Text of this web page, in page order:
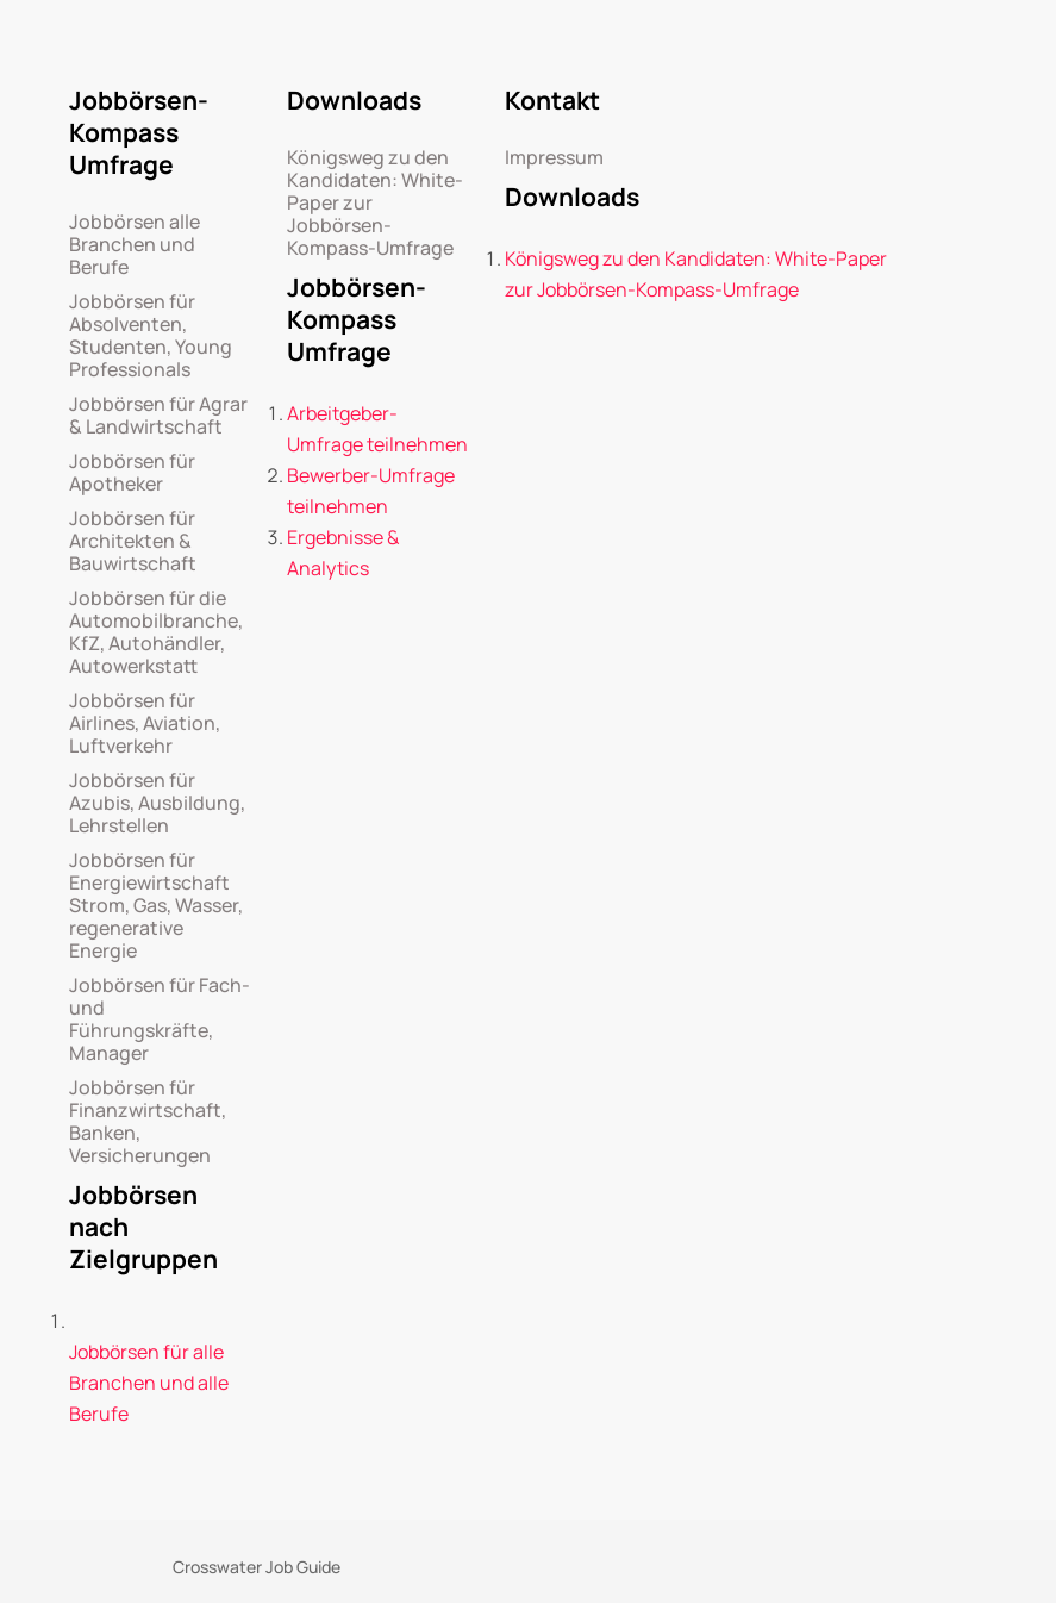
Jobbörsen-
Kompass
Umfrage
Jobbörsen alle
Branchen und
Berufe
Jobbörsen für
Absolventen,
Studenten, Young
Professionals
Jobbörsen für Agrar
& Landwirtschaft
Jobbörsen für
Apotheker
Jobbörsen für
Architekten &
Bauwirtschaft
Jobbörsen für die
Automobilbranche,
KfZ, Autohändler,
Autowerkstatt
Jobbörsen für
Airlines, Aviation,
Luftverkehr
Jobbörsen für
Azubis, Ausbildung,
Lehrstellen
Jobbörsen für
Energiewirtschaft
Strom, Gas, Wasser,
regenerative
Energie
Jobbörsen für Fach-
und
Führungskräfte,
Manager
Jobbörsen für
Finanzwirtschaft,
Banken,
Versicherungen
Jobbörsen
nach
Zielgruppen
Jobbörsen für alle
Branchen und alle
Berufe
Downloads
Königsweg zu den
Kandidaten: White-
Paper zur
Jobbörsen-
Kompass-Umfrage
Jobbörsen-
Kompass
Umfrage
Arbeitgeber-
Umfrage teilnehmen
Bewerber-Umfrage
teilnehmen
Ergebnisse &
Analytics
Kontakt
Impressum
Downloads
Königsweg zu den Kandidaten: White-Paper
zur Jobbörsen-Kompass-Umfrage
Crosswater Job Guide